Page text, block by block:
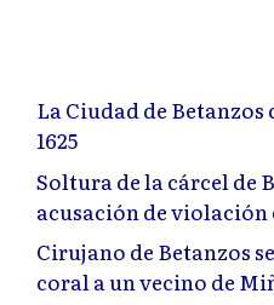
La Ciudad de
1625
Soltura de la cárcel de
acusación de violación
Cirujano de Betanzos
coral a un vecino de